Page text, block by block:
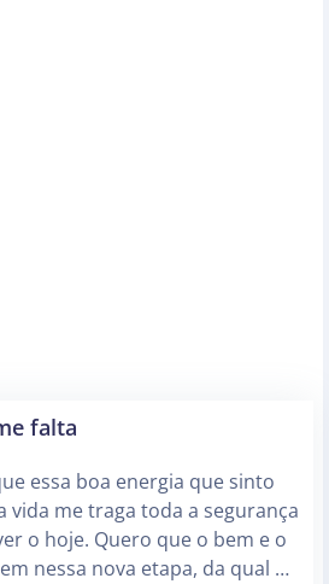
falta
essa boa energia que sinto
vida me traga toda a segurança
o hoje. Quero que o bem e o
nessa nova etapa, da qual …